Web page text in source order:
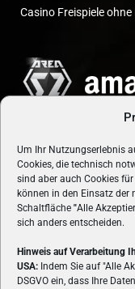
Um Ihr Nutzungserlebnis
Cookies, die technisch
sind aber auch Cookies
können in den Einsatz
Schaltfläche "Alle
sich anders entscheiden.
Hinweis auf Verarbeitung
USA: Indem Sie auf "Alle
DSGVO ein, dass Ihre
Casino Freispiele